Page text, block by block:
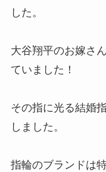
した。
大谷翔平のお嫁さ
ていました！
その指に光る結婚
しました。
指輪のブランドは